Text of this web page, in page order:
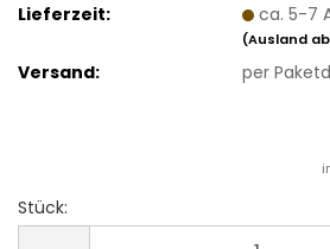
Lieferzeit:
ca. 5-7
(Ausland
Versand: per
Stück: